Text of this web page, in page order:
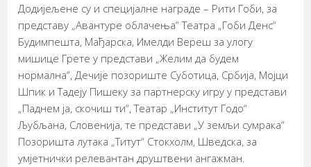
Додијељене су и специјалне награде – Рити Гоби, за
представу „Авантуре облачења“ Театра „Гоби Денс“
Будимпешта, Мађарска, Имелди Вереш за улогу
мишице Грете у представи „Желим да будем
нормална“, Дечије позориште Суботица, Србија, Мојци
Шпик и Тадеју Пишеку за партнерску игру у представи
„Паднем ја, скочиш ти“, Театар „Институт Годо“
Љубљана, Словенија, те представи „У земљи сумрака“
Позоришта лутака „Титут“ Стокхолм, Шведска, за
умјетнички релевантан друштвени ангажман.